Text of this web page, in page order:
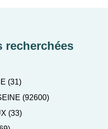
recherchées
(31)
(92600)
(33)